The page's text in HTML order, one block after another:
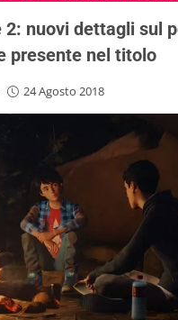
2: nuovi dettagli sul
presente nel titolo
24 Agosto 2018